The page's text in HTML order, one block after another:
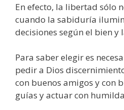
En efecto, la libertad sólo
cuando la sabiduría
decisiones según el bien y
Para saber elegir es
pedir a Dios
con buenos amigos y con
guías y actuar con